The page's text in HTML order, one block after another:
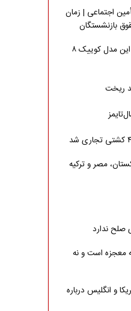
اجتماعی | زمان
بازنشستگان
قیمت کوییک جدید | قیمت این مدل کوییک ۸
مصر و ترکیه
صلح ندارد
معجزه است و نه
و انگلیس درباره